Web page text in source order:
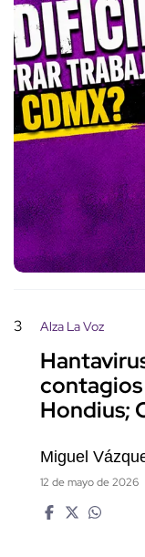
3 Alza La Voz
Hondius;
Miguel
12 de mayo de 2026